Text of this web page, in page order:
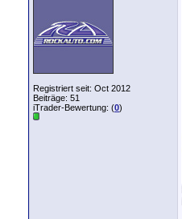
Registriert seit: Oct 2012
Beiträge: 51
iTrader-Bewertung: (0)